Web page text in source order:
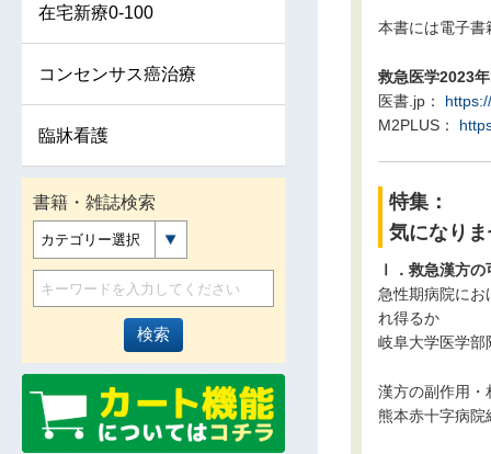
本書には電子書
救急医学2023
医書.jp：
M2PLUS：
特集：
気になり
Ⅰ．救急漢方の
急性期病院に
れ得るか
岐阜大学医学部
漢方の副作用・
熊本赤十字病院
在宅新療0-100
コンセンサス癌治療
臨牀看護
書籍・雑誌検索
カテゴリー選択